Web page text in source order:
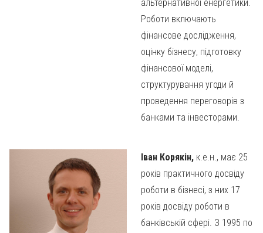
альтернативної енергетики.
Роботи включають
фінансове дослідження,
оцінку бізнесу, підготовку
фінансової моделі,
структурування угоди й
проведення переговорів з
банками та інвесторами.
Іван Корякін, к.е.н., має 25
років практичного досвіду
роботи в бізнесі, з них 17
років досвіду роботи в
банківській сфері. З 1995 по